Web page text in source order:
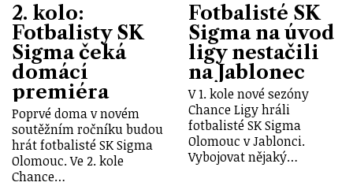
2. kolo:
Fotbalisty SK
Sigma čeká
domácí
premiéra
Poprvé doma v novém
soutěžním ročníku budou
hrát fotbalisté SK Sigma
Olomouc. Ve 2. kole
Chance…
Fotbalisté SK
Sigma na úvod
ligy nestačili
na Jablonec
V 1. kole nové sezóny
Chance Ligy hráli
fotbalisté SK Sigma
Olomouc v Jablonci.
Vybojovat nějaký…